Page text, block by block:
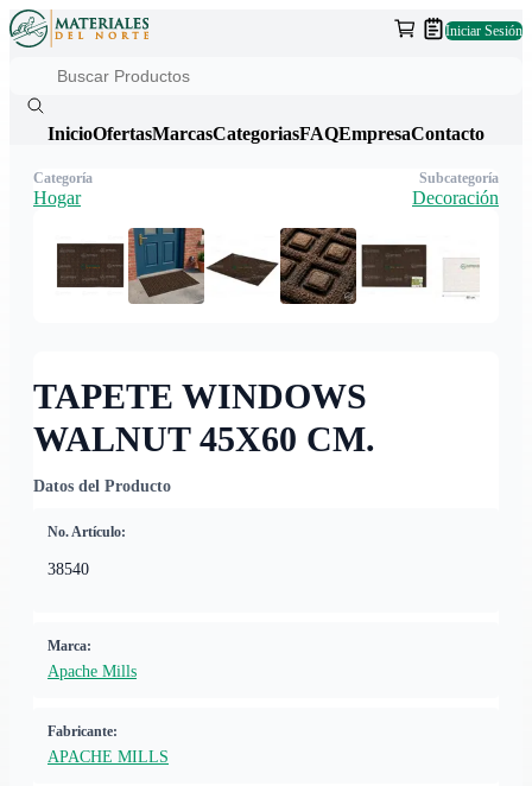
Iniciar Sesión
InicioOfertasMarcasCategoriasFAQEmpresaContacto
TAPETE WINDOWS
WALNUT 45X60 CM.
Datos del Producto
No. Artículo:
38540
Marca:
Apache Mills
Fabricante:
APACHE MILLS
Categoría
Hogar
Subcategoría
Decoración